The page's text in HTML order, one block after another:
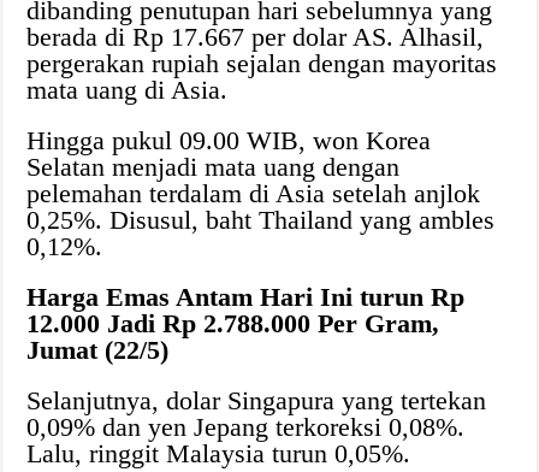
dibanding penutupan hari sebelumnya yang
berada di Rp 17.667 per dolar AS. Alhasil,
pergerakan rupiah sejalan dengan mayoritas
mata uang di Asia.
Hingga pukul 09.00 WIB, won Korea
Selatan menjadi mata uang dengan
pelemahan terdalam di Asia setelah anjlok
0,25%. Disusul, baht Thailand yang ambles
0,12%.
Harga Emas Antam Hari Ini turun Rp
12.000 Jadi Rp 2.788.000 Per Gram,
Jumat (22/5)
Selanjutnya, dolar Singapura yang tertekan
0,09% dan yen Jepang terkoreksi 0,08%.
Lalu, ringgit Malaysia turun 0,05%.